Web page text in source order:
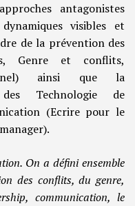
antagonistes
visibles et
de la prévention des
Genre et conflits,
ainsi que la
Technologie de
(Ecrire pour le
On a défini ensemble
des conflits, du genre,
communication, le